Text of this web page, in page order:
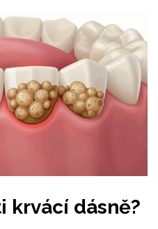
krvácí dásně?